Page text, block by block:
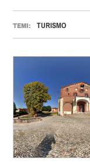
TEMI: TURISMO